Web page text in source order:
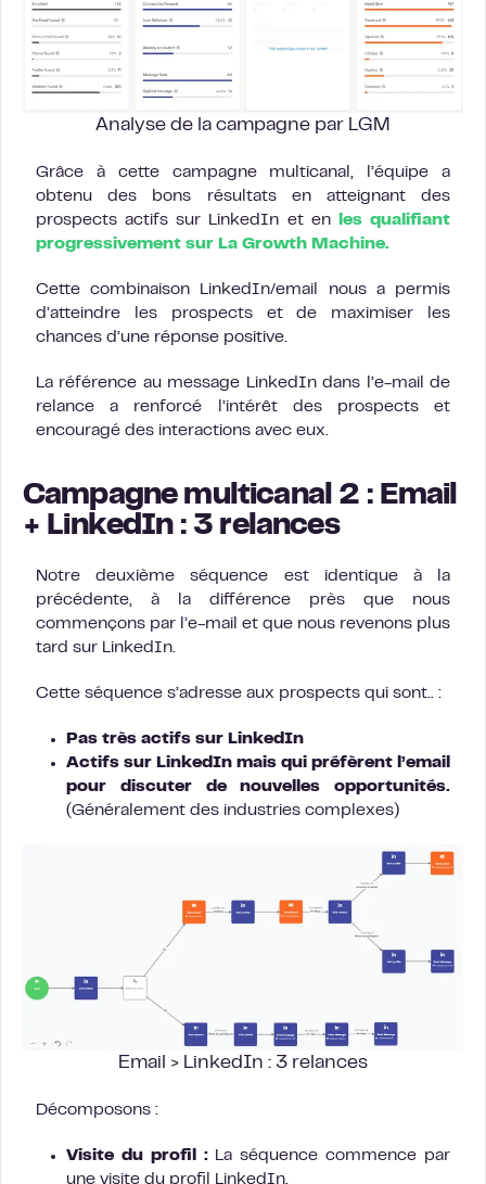
Analyse de la campagne par LGM
Grâce à cette campagne multicanal, l’équipe a
obtenu des bons résultats en atteignant des
prospects actifs sur LinkedIn et en
les qualifiant
progressivement sur La Growth Machine.
Cette combinaison LinkedIn/email nous a permis
d’atteindre les prospects et de maximiser les
chances d’une réponse positive.
La référence au message LinkedIn dans l’e-mail de
relance a renforcé l’intérêt des prospects et
encouragé des interactions avec eux.
Campagne multicanal 2 : Email
+ LinkedIn : 3 relances
Notre deuxième séquence est identique à la
précédente, à la différence près que nous
commençons par l’e-mail et que nous revenons plus
tard sur LinkedIn.
Cette séquence s’adresse aux prospects qui sont.. :
Pas très actifs sur LinkedIn
Actifs sur LinkedIn mais qui préfèrent l’email
pour discuter de nouvelles opportunités.
(Généralement des industries complexes)
Email > LinkedIn : 3 relances
Décomposons :
Visite du profil :La séquence commence par
une visite du profil LinkedIn.